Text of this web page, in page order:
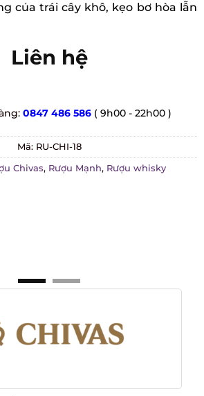
trưng của trái cây khô, kẹo bơ
khói.
Liên hệ
0847 486 586 ( 9h00 - 22h00 )
Mã:RU-CHI-18
Chivas,Rượu Mạnh,Rượu whisky